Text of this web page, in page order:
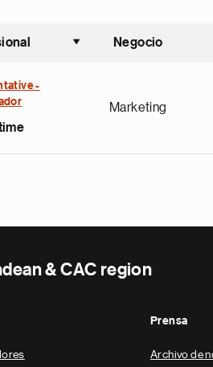
Ordenar
Negocio
-
Marketing
& CAC region
Prensa
Archivo de